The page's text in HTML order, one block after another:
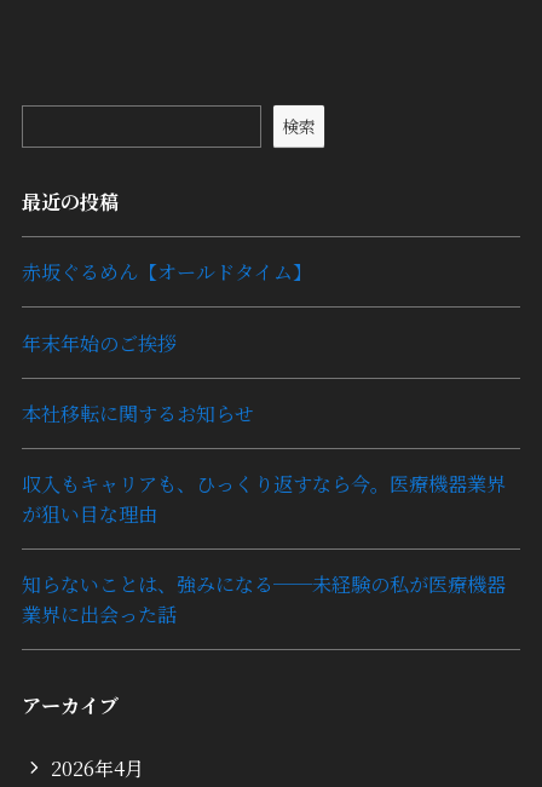
検索
最近の投稿
赤坂ぐるめん【オールドタイム】
年末年始のご挨拶
本社移転に関するお知らせ
収入もキャリアも、ひっくり返すなら今。医療機器業界
が狙い目な理由
知らないことは、強みになる──未経験の私が医療機器
業界に出会った話
アーカイブ
2026年4月